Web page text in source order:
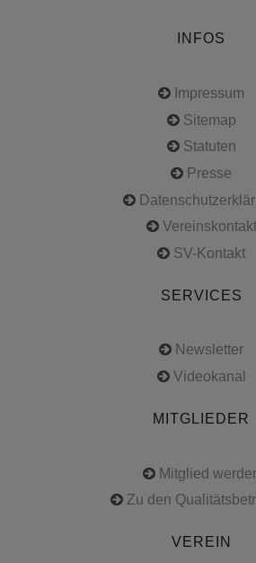
INFOS
Impressum
Sitemap
Statuten
Presse
Vereinskontakt
SV-Kontakt
SERVICES
Newsletter
Videokanal
MITGLIEDER
Mitglied
Zu den
VEREIN